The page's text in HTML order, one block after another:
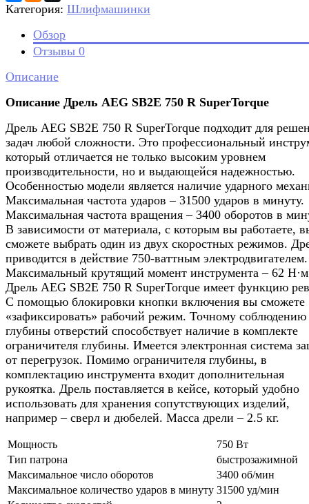
Категория: Шлифмашинки
Обзор
Отзывы 0
Описание
Описание Дрель AEG SB2E 750 R SuperTorque
Дрель AEG SB2E 750 R SuperTorque подходит для
задач любой сложности. Это профессиональный
который отличается не только высоким уровнем
производительности, но и выдающейся надежностью.
Особенностью модели является наличие ударного
Максимальная частота ударов – 31500 ударов в минуту.
Максимальная частота вращения – 3400 оборотов в
В зависимости от материала, с которым вы работаете,
сможете выбрать один из двух скоростных режимов.
приводится в действие 750-ваттным электродвигателем.
Максимальный крутящий момент инструмента – 62
Дрель AEG SB2E 750 R SuperTorque имеет функцию
С помощью блокировки кнопки включения вы сможете
«зафиксировать» рабочий режим. Точному соблюдению
глубины отверстий способствует наличие в комплекте
ограничителя глубины. Имеется электронная система
от перегрузок. Помимо ограничителя глубины, в
комплектацию инструмента входит дополнительная
рукоятка. Дрель поставляется в кейсе, который удобно
использовать для хранения сопутствующих изделий,
например – сверл и дюбелей. Масса дрели – 2.5 кг.
Мощность
750 Вт
Тип патрона
быстрозажимной
Максимальное число оборотов
3400 об/мин
Максимальное количество ударов в минуту 31500 уд/мин